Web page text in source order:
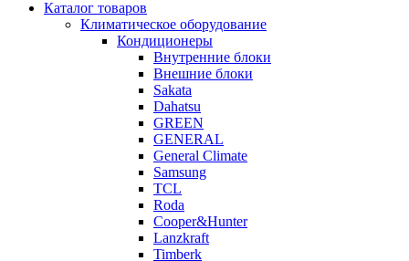
Каталог товаров
Климатическое оборудование
Кондиционеры
Внутренние блоки
Внешние блоки
Sakata
Dahatsu
GREEN
GENERAL
General Climate
Samsung
TCL
Roda
Cooper&Hunter
Lanzkraft
Timberk